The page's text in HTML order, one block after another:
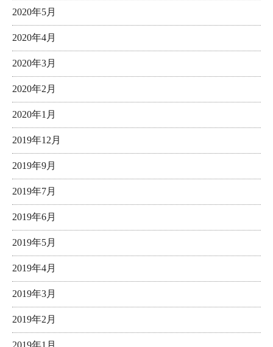
2020年5月
2020年4月
2020年3月
2020年2月
2020年1月
2019年12月
2019年9月
2019年7月
2019年6月
2019年5月
2019年4月
2019年3月
2019年2月